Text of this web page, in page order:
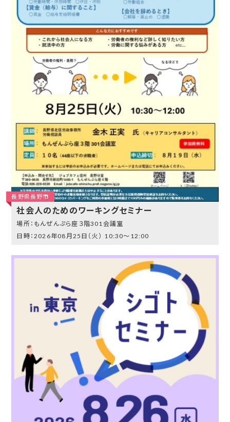
長野県長野市
社会人のためのワーキングセミナー
もんぜんぷら座３階301会議室
2026年08月25日（火） 10:30～12:00